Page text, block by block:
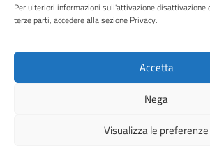
Per ulteriori informazioni sull'attivazione disattivazione
terze parti, accedere alla sezione Privacy.
Accetta
Nega
Visualizza le preferenze
Instagram